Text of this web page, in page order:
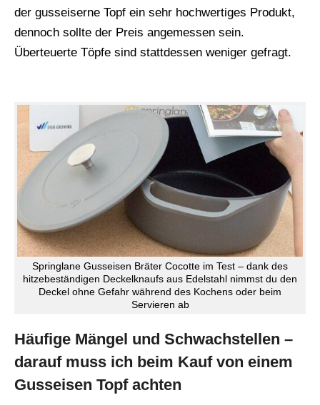
der gusseiserne Topf ein sehr hochwertiges Produkt,
dennoch sollte der Preis angemessen sein.
Überteuerte Töpfe sind stattdessen weniger gefragt.
Springlane Gusseisen Bräter Cocotte im Test – dank des
hitzebeständigen Deckelknaufs aus Edelstahl nimmst du den
Deckel ohne Gefahr während des Kochens oder beim
Servieren ab
Häufige Mängel und Schwachstellen –
darauf muss ich beim Kauf von einem
Gusseisen Topf achten